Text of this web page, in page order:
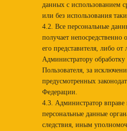
данных с использованием
или без использования
4.2. Все персональные
получает непосредственно
его представителя, либо
Администратору
Пользователя, за
предусмотренных
Федерации.
4.3. Администратор вправе
персональные данные
следствия, иным